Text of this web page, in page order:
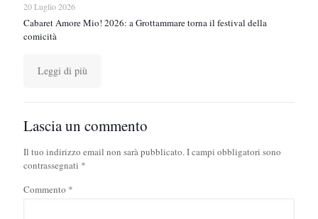
20 Luglio 2026
Cabaret Amore Mio! 2026: a Grottammare torna il festival della
comicità
Leggi di più
Lascia un commento
Il tuo indirizzo email non sarà pubblicato.I campi obbligatori sono
contrassegnati *
Commento *